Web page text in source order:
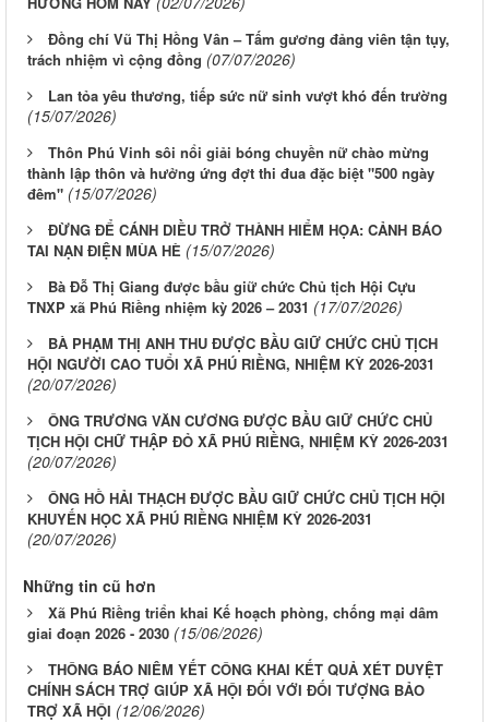
Đồng chí Vũ Thị Hồng Vân – Tấm gương đảng viên tận tụy,
trách nhiệm vì cộng đồng (07/07/2026)
Lan tỏa yêu thương, tiếp sức nữ sinh vượt khó đến trường
(15/07/2026)
Thôn Phú Vinh sôi nổi giải bóng chuyền nữ chào mừng
thành lập thôn và hưởng ứng đợt thi đua đặc biệt "500 ngày
đêm" (15/07/2026)
ĐỪNG ĐỂ CÁNH DIỀU TRỞ THÀNH HIỂM HỌA: CẢNH BÁO
TAI NẠN ĐIỆN MÙA HÈ (15/07/2026)
Bà Đỗ Thị Giang được bầu giữ chức Chủ tịch Hội Cựu
TNXP xã Phú Riềng nhiệm kỳ 2026 – 2031 (17/07/2026)
BÀ PHẠM THỊ ANH THU ĐƯỢC BẦU GIỮ CHỨC CHỦ TỊCH
HỘI NGƯỜI CAO TUỔI XÃ PHÚ RIỀNG, NHIỆM KỲ 2026-2031
(20/07/2026)
ÔNG TRƯƠNG VĂN CƯƠNG ĐƯỢC BẦU GIỮ CHỨC CHỦ
TỊCH HỘI CHỮ THẬP ĐỎ XÃ PHÚ RIỀNG, NHIỆM KỲ 2026-2031
(20/07/2026)
ÔNG HỒ HẢI THẠCH ĐƯỢC BẦU GIỮ CHỨC CHỦ TỊCH HỘI
KHUYẾN HỌC XÃ PHÚ RIỀNG NHIỆM KỲ 2026-2031
(20/07/2026)
Những tin cũ hơn
Xã Phú Riềng triển khai Kế hoạch phòng, chống mại dâm
giai đoạn 2026 - 2030 (15/06/2026)
THÔNG BÁO NIÊM YẾT CÔNG KHAI KẾT QUẢ XÉT DUYỆT
CHÍNH SÁCH TRỢ GIÚP XÃ HỘI ĐỐI VỚI ĐỐI TƯỢNG BẢO
TRỢ XÃ HỘI (12/06/2026)